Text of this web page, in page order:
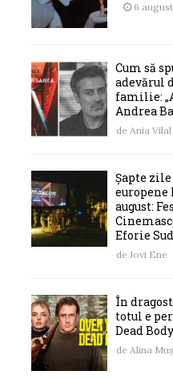
6
Cum să
adevărul
familie:
Andrea
de Ania Vilal
Șapte
august:
Eforie Sud
de Jovi Ene
În
totul e
Dead
de Alina